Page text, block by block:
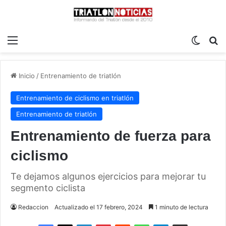
Inicio / Entrenamiento de triatlón
Entrenamiento de ciclismo en triatlón
Entrenamiento de triatlón
Entrenamiento de fuerza para
ciclismo
Te dejamos algunos ejercicios para mejorar tu
segmento ciclista
Redaccion Actualizado el 17 febrero, 2024 1 minuto de lectura